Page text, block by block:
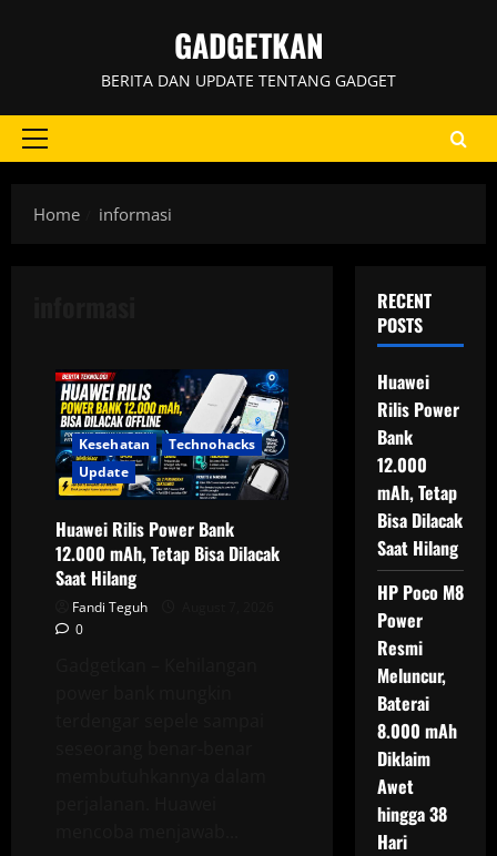
GADGETKAN
BERITA DAN UPDATE TENTANG GADGET
Primary
Home
informasi
Kesehatan
Technohacks
Update
Huawei Rilis Power Bank
12.000 mAh, Tetap Bisa Dilacak
Saat Hilang
Fandi Teguh
0
RECENT
POSTS
Huawei
Rilis Power
Bank
12.000
mAh, Tetap
Bisa Dilacak
Saat Hilang
HP Poco M8
Power
Resmi
Meluncur,
Baterai
8.000 mAh
Diklaim
Awet
hingga 38
Hari